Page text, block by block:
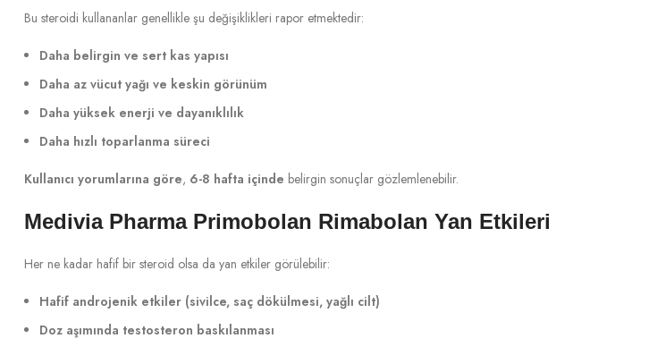
Bu steroidi kullananlar genellikle şu değişiklikleri rapor etmektedir:
Daha belirgin ve sert kas yapısı
Daha az vücut yağı ve keskin görünüm
Daha yüksek enerji ve dayanıklılık
Daha hızlı toparlanma süreci
Kullanıcı yorumlarına göre, 6-8 hafta içinde belirgin sonuçlar gözlemlenebilir.
Medivia Pharma Primobolan Rimabolan Yan Etkileri
Her ne kadar hafif bir steroid olsa da yan etkiler görülebilir:
Hafif androjenik etkiler (sivilce, saç dökülmesi, yağlı cilt)
Doz aşımında testosteron baskılanması